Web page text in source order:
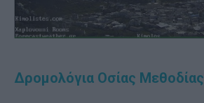
Δρομολόγια Οσίας Μεθοδίας